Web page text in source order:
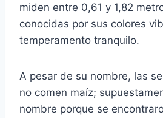
miden entre 0,61 y 1,82
conocidas por sus colores
temperamento tranquilo.
A pesar de su nombre, las
no comen maíz;
nombre porque se